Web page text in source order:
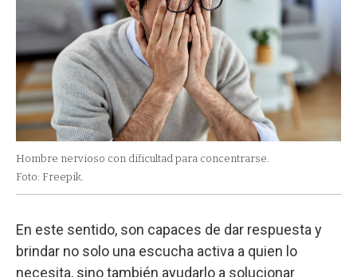
Hombre nervioso con dificultad para concentrarse.
Foto: Freepik.
En este sentido, son capaces de dar respuesta y
brindar no solo una escucha activa a quien lo
necesita, sino también ayudarlo a solucionar